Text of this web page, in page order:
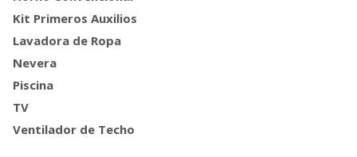
Kit Primeros Auxilios
Lavadora de Ropa
Nevera
Piscina
TV
Ventilador de Techo